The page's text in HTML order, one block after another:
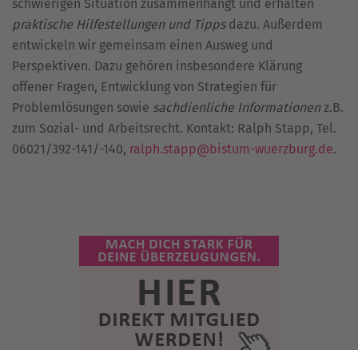
schwierigen Situation zusammenhängt und erhalten
praktische Hilfestellungen und Tippsdazu. Außerdem
entwickeln wir gemeinsam einen Ausweg und
Perspektiven. Dazu gehören insbesondere Klärung
offener Fragen, Entwicklung von Strategien für
Problemlösungen sowie sachdienliche Informationenz.B.
zum Sozial- und Arbeitsrecht. Kontakt: Ralph Stapp, Tel.
06021/392-141/-140, ralph.stapp@bistum-wuerzburg.de.